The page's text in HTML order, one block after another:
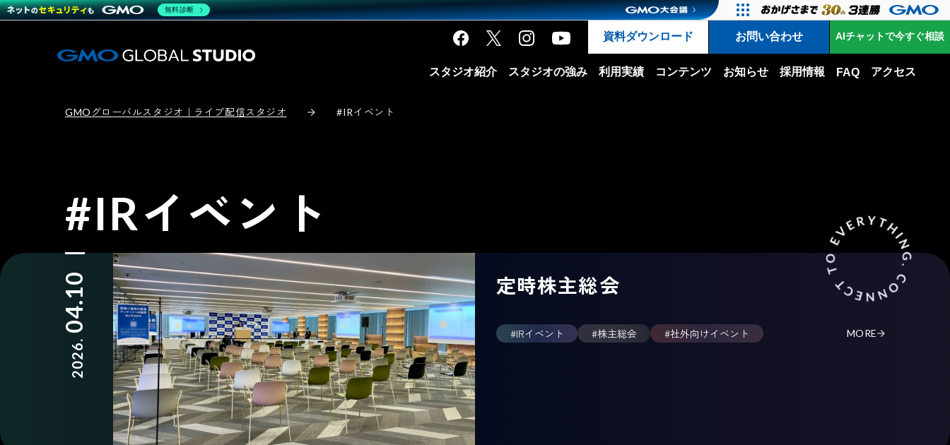
スタジオ紹介 スタジオの強み 利用実績 コンテンツ お知らせ 採用情報 FAQ アクセス
資料ダウンロード お問い合わせ AIチャットで今すぐ相談
GMOグローバルスタジオ｜ライブ配信スタジオ #IRイベント
#IRイベント
2026.
04.10 定時株主総会
#IRイベント #株主総会 #社外向けイベント MORE
無料診断